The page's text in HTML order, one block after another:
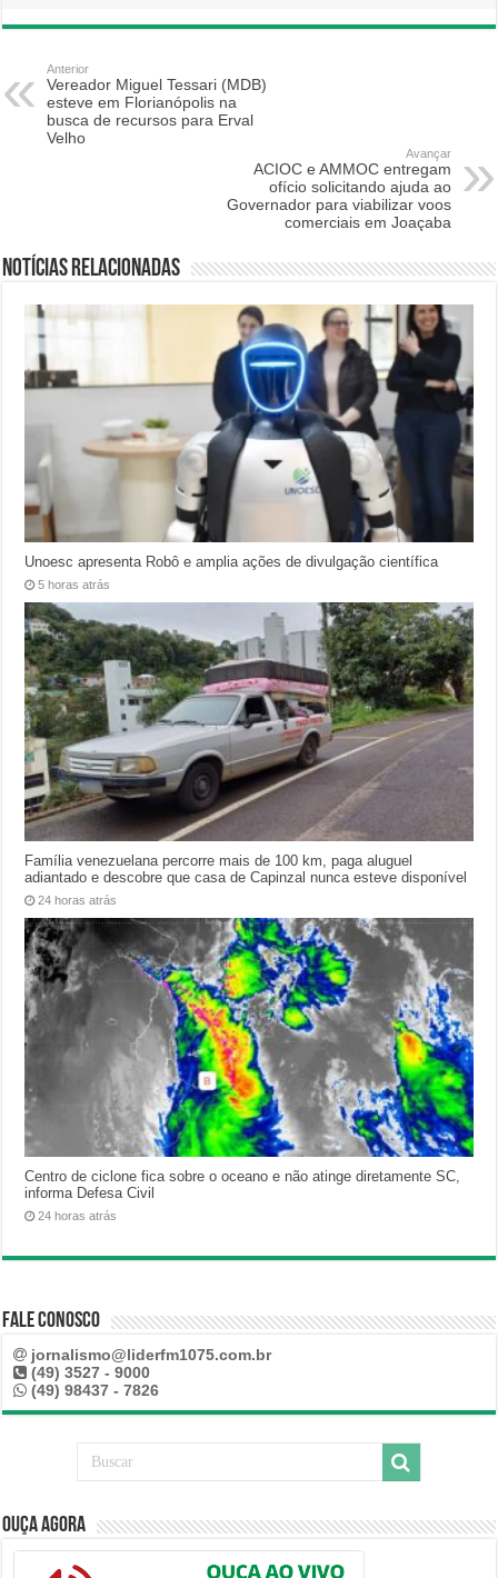
Anterior
Vereador Miguel Tessari (MDB)
esteve em Florianópolis na
busca de recursos para Erval
Velho
Avançar
ACIOC e AMMOC entregam
ofício solicitando ajuda ao
Governador para viabilizar voos
comerciais em Joaçaba
Notícias relacionadas
Unoesc apresenta Robô e amplia ações de divulgação científica
5 horas atrás
Família venezuelana percorre mais de 100 km, paga aluguel
adiantado e descobre que casa de Capinzal nunca esteve disponível
24 horas atrás
Centro de ciclone fica sobre o oceano e não atinge diretamente SC,
informa Defesa Civil
24 horas atrás
Fale Conosco
jornalismo@liderfm1075.com.br
(49) 3527 - 9000
(49) 98437 - 7826
Ouça Agora